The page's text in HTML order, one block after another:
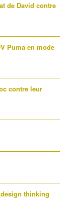
de David contre
Puma en mode
contre leur
thinking